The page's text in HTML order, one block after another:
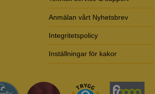
Anmälan vårt Nyhetsbrev
Integritetspolicy
Inställningar för kakor